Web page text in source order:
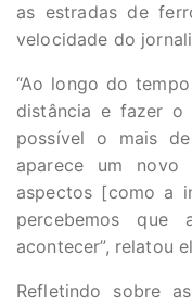
as estradas de
velocidade do
“Ao longo do
distância e fazer o
possível o mais
aparece um
aspectos [como a
percebemos
acontecer”, relatou
Refletindo sobre